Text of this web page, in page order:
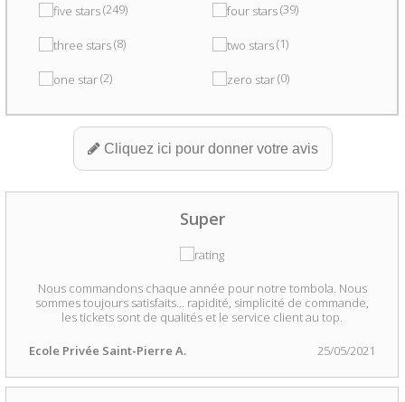
(249)
(39)
(8) (1)
(2) (0)
Cliquez ici pour donner votre avis
Super
Nous commandons chaque année pour notre tombola. Nous
sommes toujours satisfaits... rapidité, simplicité de commande,
les tickets sont de qualités et le service client au top.
Ecole Privée Saint-Pierre A. 25/05/2021